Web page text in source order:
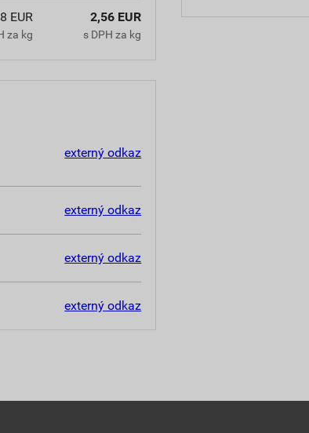
EUR
za kg
2,56 EUR
s DPH za kg
externý odkaz
externý odkaz
externý odkaz
externý odkaz